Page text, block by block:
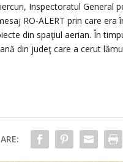
Inspectoratul General
RO-ALERT prin care
din spaţiul aerian. În
din judeţ care a cerut